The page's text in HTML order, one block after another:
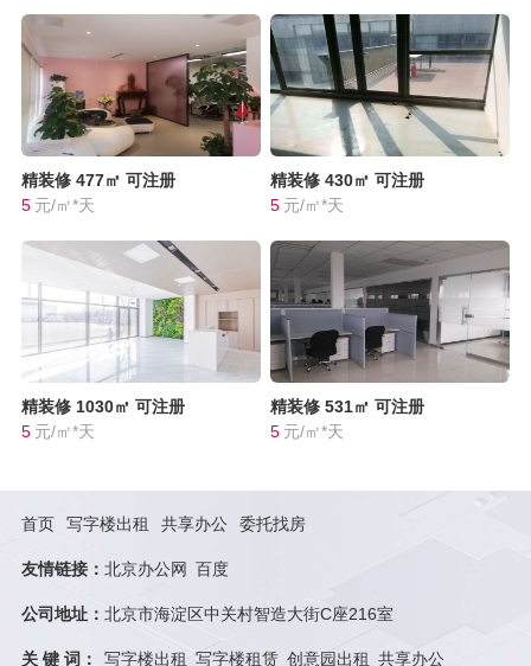
精装修 477㎡ 可注册
5 元/㎡*天
精装修 430㎡ 可注册
5 元/㎡*天
精装修 1030㎡ 可注册
5 元/㎡*天
精装修 531㎡ 可注册
5 元/㎡*天
首页 写字楼出租 共享办公 委托找房
友情链接： 北京办公网 百度
公司地址： 北京市海淀区中关村智造大街C座216室
关 键 词： 写字楼出租 写字楼租赁 创意园出租 共享办公